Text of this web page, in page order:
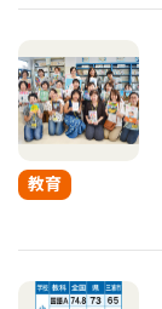
教育